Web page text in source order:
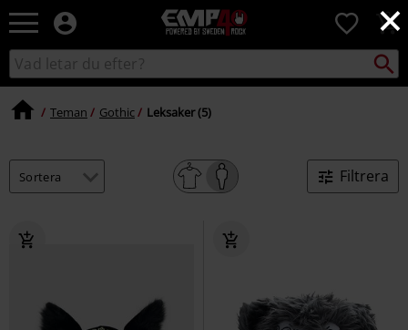
×
EMP
-
Musik,
TV
&
Alternativt
Mode
0
Sök
i
Sök
Teman Gothic Leksaker (5)
Filtrera